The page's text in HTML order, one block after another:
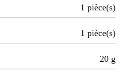
1 pièce(s)
1 pièce(s)
20 g